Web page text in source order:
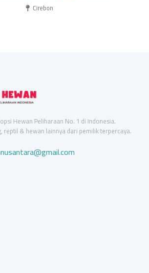
Cirebon
Hewan Peliharaan No. 1 di Indonesia.
reptil & hewan lainnya dari pemilik terpercaya.